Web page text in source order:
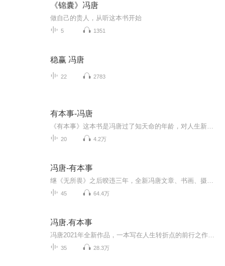
《锦囊》冯唐
做自己的贵人，从听这本书开始
5 1351
稳赢 冯唐
22 2783
有本事-冯唐
20 4.2万
冯唐-有本事
45 64.4万
冯唐.有本事
35 28.3万